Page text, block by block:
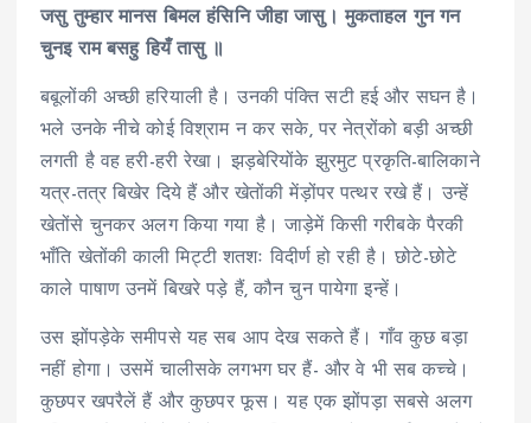
जसु तुम्हार मानस बिमल हंसिनि जीहा जासु। मुकताहल गुन गन
चुनइ राम बसहु हियँ तासु ॥
बबूलोंकी अच्छी हरियाली है। उनकी पंक्ति सटी हई और सघन है।
भले उनके नीचे कोई विश्राम न कर सके, पर नेत्रोंको बड़ी अच्छी
लगती है वह हरी-हरी रेखा। झड़बेरियोंके झुरमुट प्रकृति-बालिकाने
यत्र-तत्र बिखेर दिये हैं और खेतोंकी मेंड़ोंपर पत्थर रखे हैं। उन्हें
खेतोंसे चुनकर अलग किया गया है। जाड़ेमें किसी गरीबके पैरकी
भाँति खेतोंकी काली मिट्टी शतशः विदीर्ण हो रही है। छोटे-छोटे
काले पाषाण उनमें बिखरे पड़े हैं, कौन चुन पायेगा इन्हें।
उस झोंपड़ेके समीपसे यह सब आप देख सकते हैं। गाँव कुछ बड़ा
नहीं होगा। उसमें चालीसके लगभग घर हैं- और वे भी सब कच्चे।
कुछपर खपरैलें हैं और कुछपर फूस। यह एक झोंपड़ा सबसे अलग